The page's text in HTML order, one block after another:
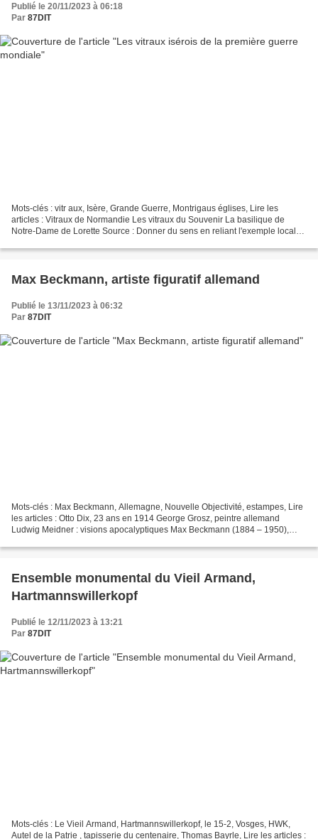
Publié le 20/11/2023 à 06:18
Par 87DIT
Mots-clés : vitr aux, Isère, Grande Guerre, Montrigaus églises, Lire les
articles : Vitraux de Normandie Les vitraux du Souvenir La basilique de
Notre-Dame de Lorette Source : Donner du sens en reliant l'exemple local
Max Beckmann, artiste figuratif allemand
Publié le 13/11/2023 à 06:32
Par 87DIT
Mots-clés : Max Beckmann, Allemagne, Nouvelle Objectivité, estampes, Lire
les articles : Otto Dix, 23 ans en 1914 George Grosz, peintre allemand
Ludwig Meidner : visions apocalyptiques Max Beckmann (1884 – 1950),
Ensemble monumental du Vieil Armand,
Hartmannswillerkopf
Publié le 12/11/2023 à 13:21
Par 87DIT
Mots-clés : Le Vieil Armand, Hartmannswillerkopf, le 15-2, Vosges, HWK,
Autel de la Patrie , tapisserie du centenaire, Thomas Bayrle, Lire les articles :